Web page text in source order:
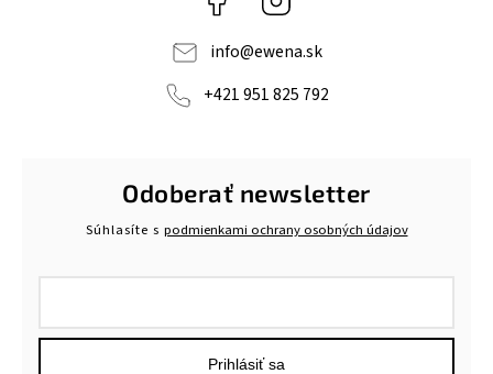
info@ewena.sk
+421 951 825 792
Odoberať newsletter
Súhlasíte s podmienkami ochrany osobných údajov
Prihlásiť sa